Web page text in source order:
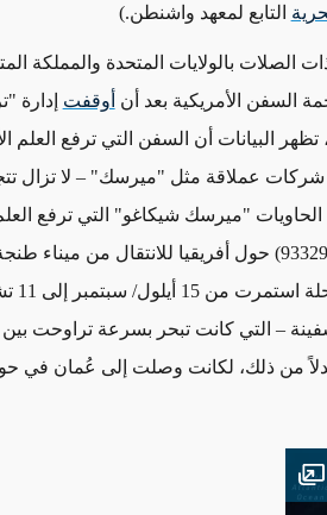
التابع لمعهد واشنطن.)
الصلات بالولايات المتحدة والمملكة
السفن الأمريكية بعد أن أوقفت إدارة
البيانات أن السفن التي ترفع العلم
شركات عملاقة مثل "ميرسك" – لا تزال
"ميرسك شيكاغو" التي ترفع
(رقم تعريف المنظمة البحرية الدولية 9332975) حول أفريقيا للانتقال
في
من ذلك، لكانت وصلت إلى عُمان في
Open image